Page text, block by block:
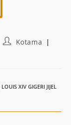
Auteur/autrice
Kotama
LOUIS XIV GIGERI JIJEL